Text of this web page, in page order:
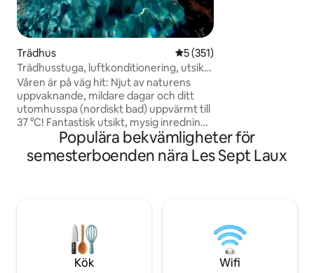
Trädhus 5 av 5 i genomsnittligt
5 (351)
Trädhusstuga, luftkonditionering, utsikt,
privat varmt/kallt spa
Våren är på väg hit: Njut av naturens
uppvaknande, mildare dagar och ditt
utomhusspa (nordiskt bad) uppvärmt till
37 °C! Fantastisk utsikt, mysig inredning
med videoprojektor. Den perfekta
naturutflykten för avkoppling och att
ladda upp. ✨ Ett speciellt tillfälle? Gör din
(Detaljer och prissättning i avsnittet
”Annat att notera” nedan 👇).
Populära bekvämligheter för
semesterboenden nära Les Sept Laux
Kök Wifi